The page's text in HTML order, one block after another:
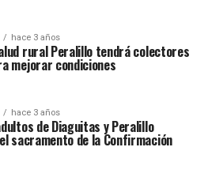
hace 3 años
rural Peralillo tendrá colectores
mejorar condiciones
hace 3 años
de Diaguitas y Peralillo
sacramento de la Confirmación